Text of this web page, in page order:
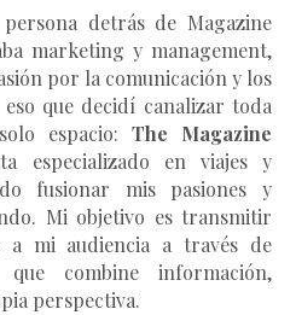
detrás de Magazine
marketing y management,
por la comunicación y los
que decidí canalizar toda
espacio: The Magazine
especializado en viajes y
fusionar mis pasiones y
Mi objetivo es transmitir
a mi audiencia a través de
combine información,
perspectiva.